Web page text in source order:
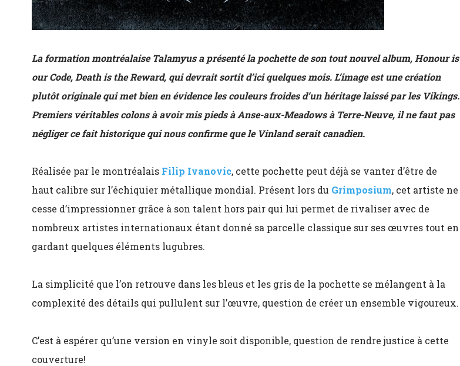
La formation montréalaise Talamyus a présenté la pochette de son tout nouvel album, Honour is
our Code, Death is the Reward, qui devrait sortit d’ici quelques mois. L’image est une création
plutôt originale qui met bien en évidence les couleurs froides d’un héritage laissé par les Vikings.
Premiers véritables colons à avoir mis pieds à Anse-aux-Meadows à Terre-Neuve, il ne faut pas
négliger ce fait historique qui nous confirme que le Vinland serait canadien.
Réalisée par le montréalais Filip Ivanovic, cette pochette peut déjà se vanter d’être de
haut calibre sur l’échiquier métallique mondial. Présent lors du Grimposium, cet artiste ne
cesse d’impressionner grâce à son talent hors pair qui lui permet de rivaliser avec de
nombreux artistes internationaux étant donné sa parcelle classique sur ses œuvres tout en
gardant quelques éléments lugubres.
La simplicité que l’on retrouve dans les bleus et les gris de la pochette se mélangent à la
complexité des détails qui pullulent sur l’œuvre, question de créer un ensemble vigoureux.
C’est à espérer qu’une version en vinyle soit disponible, question de rendre justice à cette
couverture!